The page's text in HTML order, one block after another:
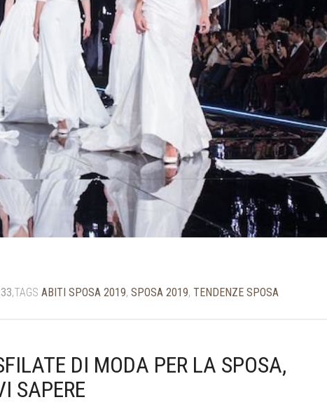
,TAGS ABITI SPOSA 2019, SPOSA 2019, TENDENZE SPOSA
DI MODA PER LA SPOSA,
SAPERE